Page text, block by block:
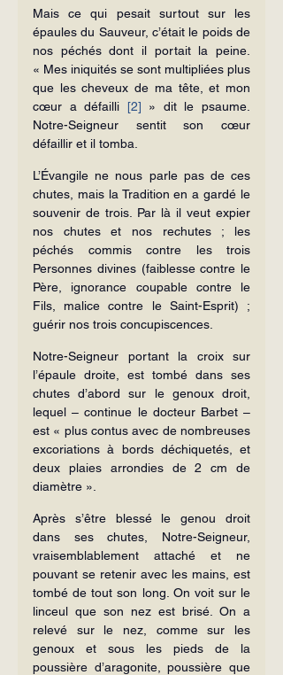
Mais ce qui pesait surtout sur les
épaules du Sauveur, c’était le poids de
nos péchés dont il portait la peine.
« Mes iniquités se sont multipliées plus
que les cheveux de ma tête, et mon
cœur a défailli [2] » dit le psaume.
Notre-Seigneur sentit son cœur
défaillir et il tomba.
L’Évangile ne nous parle pas de ces
chutes, mais la Tradition en a gardé le
souvenir de trois. Par là il veut expier
nos chutes et nos rechutes ; les
péchés commis contre les trois
Personnes divines (faiblesse contre le
Père, ignorance coupable contre le
Fils, malice contre le Saint-Esprit) ;
guérir nos trois concupiscences.
Notre-Seigneur portant la croix sur
l’épaule droite, est tombé dans ses
chutes d’abord sur le genoux droit,
lequel – continue le docteur Barbet –
est « plus contus avec de nombreuses
excoriations à bords déchiquetés, et
deux plaies arrondies de 2 cm de
diamètre ».
Après s’être blessé le genou droit
dans ses chutes, Notre-Seigneur,
vraisemblablement attaché et ne
pouvant se retenir avec les mains, est
tombé de tout son long. On voit sur le
linceul que son nez est brisé. On a
relevé sur le nez, comme sur les
genoux et sous les pieds de la
poussière d’aragonite, poussière que